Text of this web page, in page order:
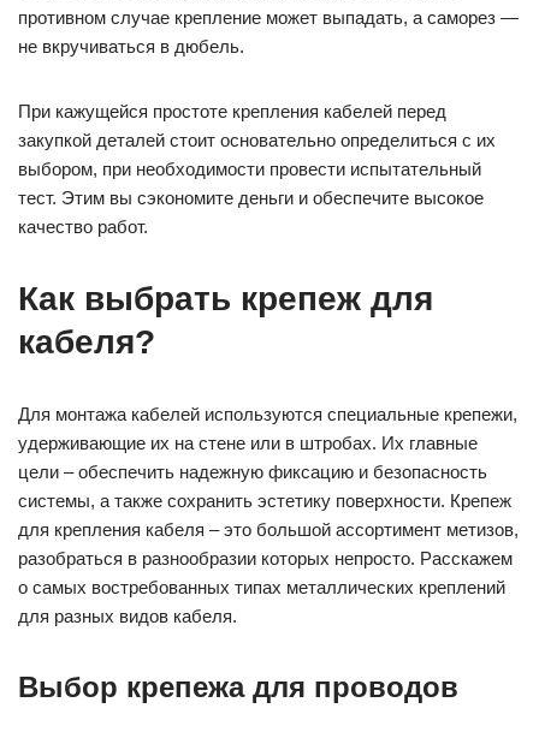
противном случае крепление может выпадать, а саморез —
не вкручиваться в дюбель.
При кажущейся простоте крепления кабелей перед
закупкой деталей стоит основательно определиться с их
выбором, при необходимости провести испытательный
тест. Этим вы сэкономите деньги и обеспечите высокое
качество работ.
Как выбрать крепеж для
кабеля?
Для монтажа кабелей используются специальные крепежи,
удерживающие их на стене или в штробах. Их главные
цели – обеспечить надежную фиксацию и безопасность
системы, а также сохранить эстетику поверхности. Крепеж
для крепления кабеля – это большой ассортимент метизов,
разобраться в разнообразии которых непросто. Расскажем
о самых востребованных типах металлических креплений
для разных видов кабеля.
Выбор крепежа для проводов